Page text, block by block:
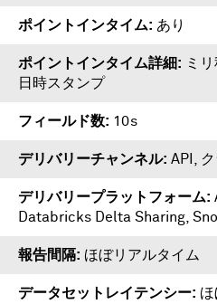
ポイントインタイム あり
ポイントインタイム詳細
ミ
日時スタンプ
フィールド数 10s
デリバリーチャンネル API,
デリバリープラットフォーム
Databricks Delta Sharing
報告間隔 ほぼリアルタイム
データセットレイテンシー